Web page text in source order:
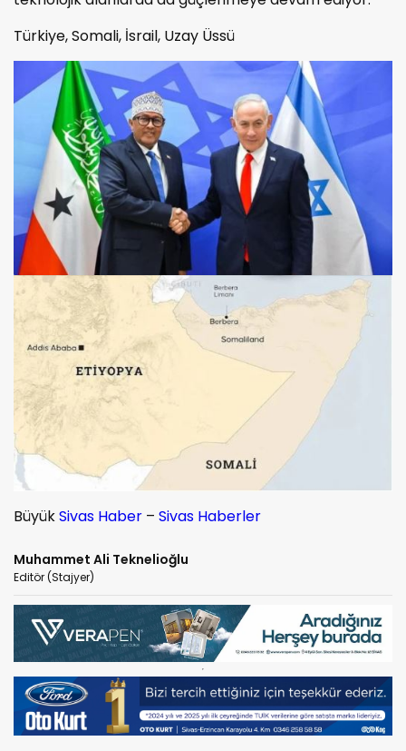
Türkiye, Somali, İsrail, Uzay Üssü
BüyükSivas Haber – Sivas Haberler
Muhammet Ali Teknelioğlu
Editör (Stajyer)